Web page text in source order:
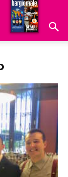
Hoteldomani